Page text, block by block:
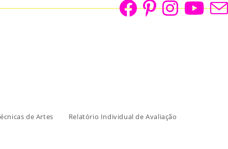
de Artes Relatório Individual de Avaliação